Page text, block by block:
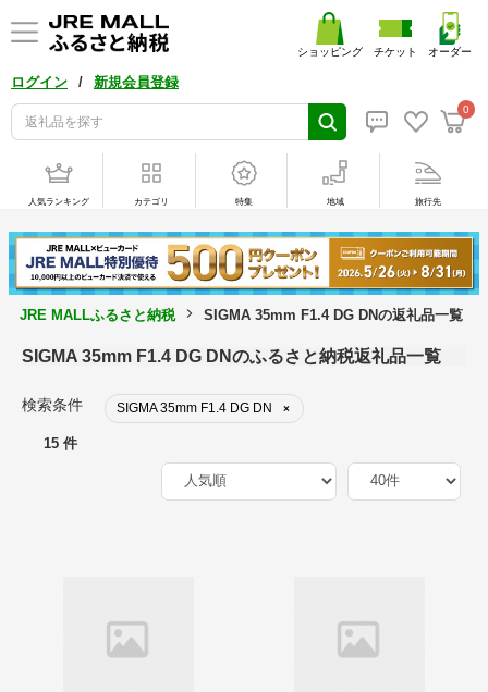
ログイン / 新規会員登録
0
ショッピング チケット オーダー
人気ランキング カテゴリ 特集 地域 旅行先
JRE MALLふるさと納税 SIGMA 35mm F1.4 DG DNの返礼品一覧
SIGMA 35mm F1.4 DG DNのふるさと納税返礼品一覧
検索条件 SIGMA 35mm F1.4 DG DN ×
15 件